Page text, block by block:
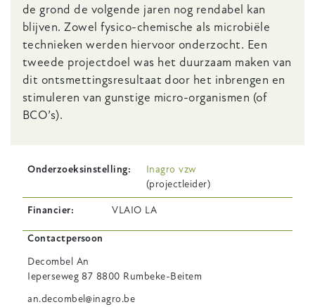
de grond de volgende jaren nog rendabel kan
blijven. Zowel fysico-chemische als microbiële
technieken werden hiervoor onderzocht. Een
tweede projectdoel was het duurzaam maken van
dit ontsmettingsresultaat door het inbrengen en
stimuleren van gunstige micro-organismen (of
BCO’s).
Onderzoeksinstelling
Inagro vzw
(projectleider)
Financier VLAIO LA
Contactpersoon
Decombel An
Ieperseweg 87 8800 Rumbeke-Beitem
an.decombel@inagro.be